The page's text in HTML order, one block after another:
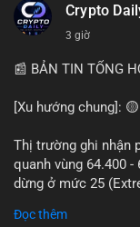
• LunarCrush
Chainlink.
Viettel) và các từ
💬 DÒNG CHẢY TIN
năm tù đối với Sam
• Tin tức vĩ mô:
đình trệ) từ dữ liệu
• Tin tức Binance:
Crypto
3 giờ
📰 BẢN TIN TỔNG
[Xu hướng chung]:
Thị trường ghi nhận
quanh vùng 64.400 -
dừng ở mức 25
Đọc thêm